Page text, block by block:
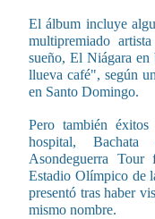
El álbum incluye
multipremiado
sueño, El Niágara
llueva café", según
en Santo Domingo.
Pero también
hospital,
Asondeguerra
Estadio Olímpico de
presentó tras haber
mismo nombre.